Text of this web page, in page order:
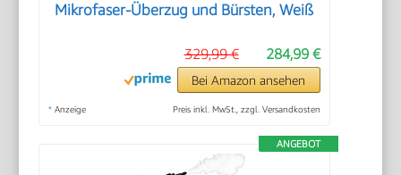
Mikrofaser-Überzug und Bürsten, Weiß
284,99 €
329,99 €
Bei Amazon ansehen
* Anzeige Preis inkl. MwSt., zzgl. Versandkosten
ANGEBOT